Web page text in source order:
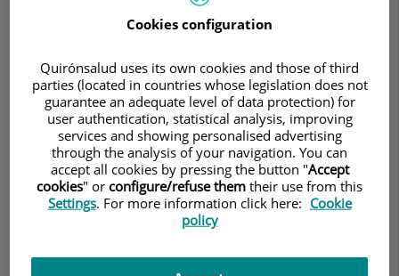
DescriptionServicesContactRelevant details
Opening hours
Make an appointment
TESE- Biopsia testicular
¿Qué es la azoospermia?
Cookies configuration
Quirónsalud uses its own cookies and those of third
parties (located in countries whose legislation does not
guarantee an adequate level of data protection) for
user authentication, statistical analysis, improving
services and showing personalised advertising
through the analysis of your navigation. You can
accept all cookies by pressing the button "Accept
cookies" or configure/refuse them their use from this
Settings. For more information click here: Cookie
policy